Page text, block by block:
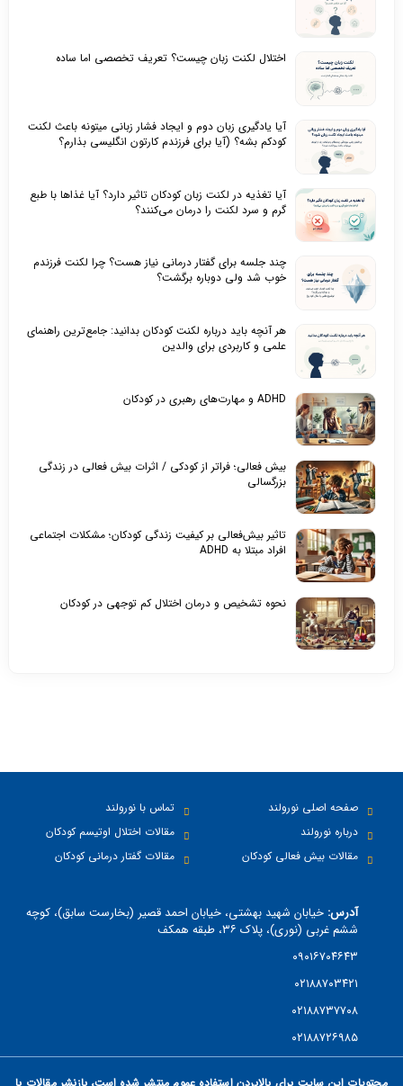
اختلال لکنت زبان چیست؟ تعریف تخصصی اما ساده
آیا یادگیری زبان دوم و ایجاد فشار زبانی میتونه باعث لکنت
کودکم بشه؟ (آیا برای فرزندم کارتون انگلیسی بذارم؟
آیا تغذیه در لکنت زبان کودکان تاثیر دارد؟ آیا غذاها با طبع
گرم و سرد لکنت را درمان می‌کنند؟
چند جلسه برای گفتار درمانی نیاز هست؟ چرا لکنت فرزندم
خوب شد ولی دوباره برگشت؟
هر آنچه باید درباره لکنت کودکان بدانید: جامع‌ترین راهنمای
علمی و کاربردی برای والدین
ADHD و مهارت‌های رهبری در کودکان
بیش‌ فعالی؛ فراتر از کودکی / اثرات بیش‌ فعالی در زندگی
بزرگسالی
تاثیر بیش‌فعالی بر کیفیت زندگی کودکان؛ مشکلات اجتماعی
افراد مبتلا به ADHD
نحوه تشخیص و درمان اختلال کم توجهی در کودکان
مشاوره آنلاین
صفحه اصلی نورولند
تماس با نورولند
درباره نورولند
مقالات اختلال اوتیسم کودکان
مقالات بیش فعالی کودکان
مقالات گفتار درمانی کودکان
آدرس: خیابان شهید بهشتی، خیابان احمد قصیر (بخارست سابق)، کوچه
ششم غربی (نوری)، پلاک ۳۶، طبقه همکف
۰۹۰۱۶۷۰۴۶۴۳
۰۲۱۸۸۷۰۳۴۲۱
۰۲۱۸۸۷۳۷۷۰۸
۰۲۱۸۸۷۲۶۹۸۵